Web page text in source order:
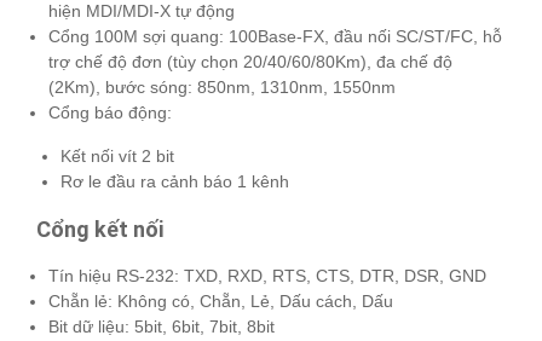
hiện MDI/MDI-X tự động
Cổng 100M sợi quang: 100Base-FX, đầu nối SC/ST/FC, hỗ
trợ chế độ đơn (tùy chọn 20/40/60/80Km), đa chế độ
(2Km), bước sóng: 850nm, 1310nm, 1550nm
Cổng báo động:
Kết nối vít 2 bit
Rơ le đầu ra cảnh báo 1 kênh
Cổng kết nối
Tín hiệu RS-232: TXD, RXD, RTS, CTS, DTR, DSR, GND
Chẵn lẻ: Không có, Chẵn, Lẻ, Dấu cách, Dấu
Bit dữ liệu: 5bit, 6bit, 7bit, 8bit